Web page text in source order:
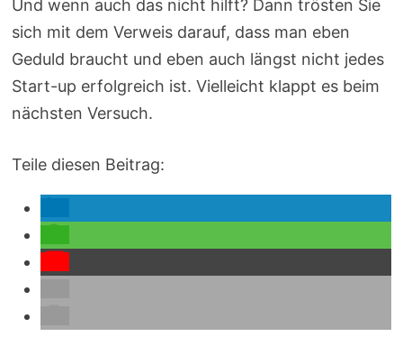
Und wenn auch das nicht hilft? Dann trösten Sie
sich mit dem Verweis darauf, dass man eben
Geduld braucht und eben auch längst nicht jedes
Start-up erfolgreich ist. Vielleicht klappt es beim
nächsten Versuch.
Teile diesen Beitrag: